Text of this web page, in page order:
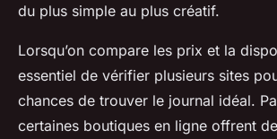
du plus simple au plus créatif.
Lorsqu’on compare les prix et la
essentiel de vérifier plusieurs sites
chances de trouver le journal idéal.
certaines boutiques en ligne offrent